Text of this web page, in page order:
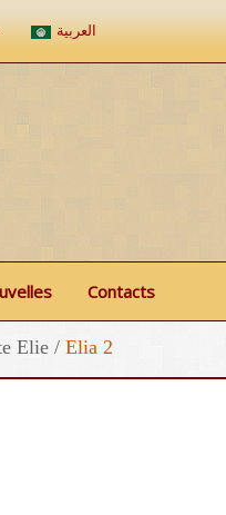
العربية
Contacts
Elie / Elia 2